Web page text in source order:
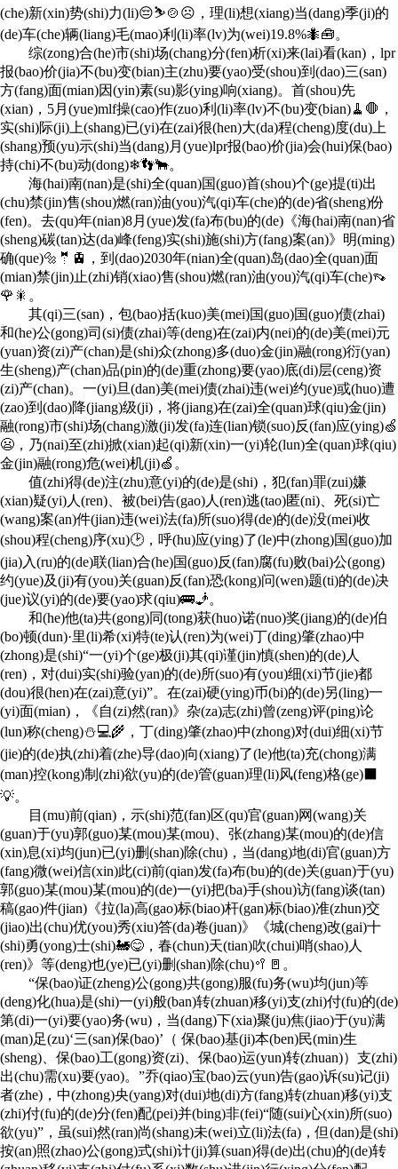
(che)新(xin)势(shi)力(li)😔⛷🍲☹，理(li)想(xiang)当(dang)季(ji)的
(de)车(che)辆(liang)毛(mao)利(li)率(lv)为(wei)19.8%🐜🧰。
综(zong)合(he)市(shi)场(chang)分(fen)析(xi)来(lai)看(kan)，lpr
报(bao)价(jia)不(bu)变(bian)主(zhu)要(yao)受(shou)到(dao)三(san)
方(fang)面(mian)因(yin)素(su)影(ying)响(xiang)。首(shou)先
(xian)，5月(yue)mlf操(cao)作(zuo)利(li)率(lv)不(bu)变(bian)🧹🛑，
实(shi)际(ji)上(shang)已(yi)在(zai)很(hen)大(da)程(cheng)度(du)上
(shang)预(yu)示(shi)当(dang)月(yue)lpr报(bao)价(jia)会(hui)保(bao)
持(chi)不(bu)动(dong)❄👣🐂。
海(hai)南(nan)是(shi)全(quan)国(guo)首(shou)个(ge)提(ti)出
(chu)禁(jin)售(shou)燃(ran)油(you)汽(qi)车(che)的(de)省(sheng)份
(fen)。去(qu)年(nian)8月(yue)发(fa)布(bu)的(de)《海(hai)南(nan)省
(sheng)碳(tan)达(da)峰(feng)实(shi)施(shi)方(fang)案(an)》明(ming)
确(que)🔩🤵🚊，到(dao)2030年(nian)全(quan)岛(dao)全(quan)面
(mian)禁(jin)止(zhi)销(xiao)售(shou)燃(ran)油(you)汽(qi)车(che)👡
🌹🎇。
其(qi)三(san)，包(bao)括(kuo)美(mei)国(guo)国(guo)债(zhai)
和(he)公(gong)司(si)债(zhai)等(deng)在(zai)内(nei)的(de)美(mei)元
(yuan)资(zi)产(chan)是(shi)众(zhong)多(duo)金(jin)融(rong)衍(yan)
生(sheng)产(chan)品(pin)的(de)重(zhong)要(yao)底(di)层(ceng)资
(zi)产(chan)。一(yi)旦(dan)美(mei)债(zhai)违(wei)约(yue)或(huo)遭
(zao)到(dao)降(jiang)级(ji)，将(jiang)在(zai)全(quan)球(qiu)金(jin)
融(rong)市(shi)场(chang)激(ji)发(fa)连(lian)锁(suo)反(fan)应(ying)🍏
😦，乃(nai)至(zhi)掀(xian)起(qi)新(xin)一(yi)轮(lun)全(quan)球(qiu)
金(jin)融(rong)危(wei)机(ji)🍏。
值(zhi)得(de)注(zhu)意(yi)的(de)是(shi)，犯(fan)罪(zui)嫌
(xian)疑(yi)人(ren)、被(bei)告(gao)人(ren)逃(tao)匿(ni)、死(si)亡
(wang)案(an)件(jian)违(wei)法(fa)所(suo)得(de)的(de)没(mei)收
(shou)程(cheng)序(xu)🕑，呼(hu)应(ying)了(le)中(zhong)国(guo)加
(jia)入(ru)的(de)联(lian)合(he)国(guo)反(fan)腐(fu)败(bai)公(gong)
约(yue)及(ji)有(you)关(guan)反(fan)恐(kong)问(wen)题(ti)的(de)决
(jue)议(yi)的(de)要(yao)求(qiu)🚌🧞。
和(he)他(ta)共(gong)同(tong)获(huo)诺(nuo)奖(jiang)的(de)伯
(bo)顿(dun)·里(li)希(xi)特(te)认(ren)为(wei)丁(ding)肇(zhao)中
(zhong)是(shi)“一(yi)个(ge)极(ji)其(qi)谨(jin)慎(shen)的(de)人
(ren)，对(dui)实(shi)验(yan)的(de)所(suo)有(you)细(xi)节(jie)都
(dou)很(hen)在(zai)意(yi)”。在(zai)硬(ying)币(bi)的(de)另(ling)一
(yi)面(mian)，《自(zi)然(ran)》杂(za)志(zhi)曾(zeng)评(ping)论
(lun)称(cheng)⛄💻🌾，丁(ding)肇(zhao)中(zhong)对(dui)细(xi)节
(jie)的(de)执(zhi)着(zhe)导(dao)向(xiang)了(le)他(ta)充(chong)满
(man)控(kong)制(zhi)欲(yu)的(de)管(guan)理(li)风(feng)格(ge)⬛
💡。
目(mu)前(qian)，示(shi)范(fan)区(qu)官(guan)网(wang)关
(guan)于(yu)郭(guo)某(mou)某(mou)、张(zhang)某(mou)的(de)信
(xin)息(xi)均(jun)已(yi)删(shan)除(chu)，当(dang)地(di)官(guan)方
(fang)微(wei)信(xin)此(ci)前(qian)发(fa)布(bu)的(de)关(guan)于(yu)
郭(guo)某(mou)某(mou)的(de)一(yi)把(ba)手(shou)访(fang)谈(tan)
稿(gao)件(jian)《拉(la)高(gao)标(biao)杆(gan)标(biao)准(zhun)交
(jiao)出(chu)优(you)秀(xiu)答(da)卷(juan)》《城(cheng)改(gai)十
(shi)勇(yong)士(shi)🚂😋，春(chun)天(tian)吹(chui)哨(shao)人
(ren)》等(deng)也(ye)已(yi)删(shan)除(chu)🥍🚪。
“保(bao)证(zheng)公(gong)共(gong)服(fu)务(wu)均(jun)等
(deng)化(hua)是(shi)一(yi)般(ban)转(zhuan)移(yi)支(zhi)付(fu)的(de)
第(di)一(yi)要(yao)务(wu)，当(dang)下(xia)聚(ju)焦(jiao)于(yu)满
(man)足(zu)‘三(san)保(bao)’（ 保(bao)基(ji)本(ben)民(min)生
(sheng)、保(bao)工(gong)资(zi)、保(bao)运(yun)转(zhuan)）支(zhi)
出(chu)需(xu)要(yao)。”乔(qiao)宝(bao)云(yun)告(gao)诉(su)记(ji)
者(zhe)，中(zhong)央(yang)对(dui)地(di)方(fang)转(zhuan)移(yi)支
(zhi)付(fu)的(de)分(fen)配(pei)并(bing)非(fei)“随(sui)心(xin)所(suo)
欲(yu)”，虽(sui)然(ran)尚(shang)未(wei)立(li)法(fa)，但(dan)是(shi)
按(an)照(zhao)公(gong)式(shi)计(ji)算(suan)得(de)出(chu)的(de)转